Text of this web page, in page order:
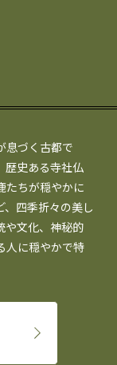
息づく古都で
歴史ある寺社仏
たちが穏やかに
四季折々の美し
や文化、神秘的
人に穏やかで特